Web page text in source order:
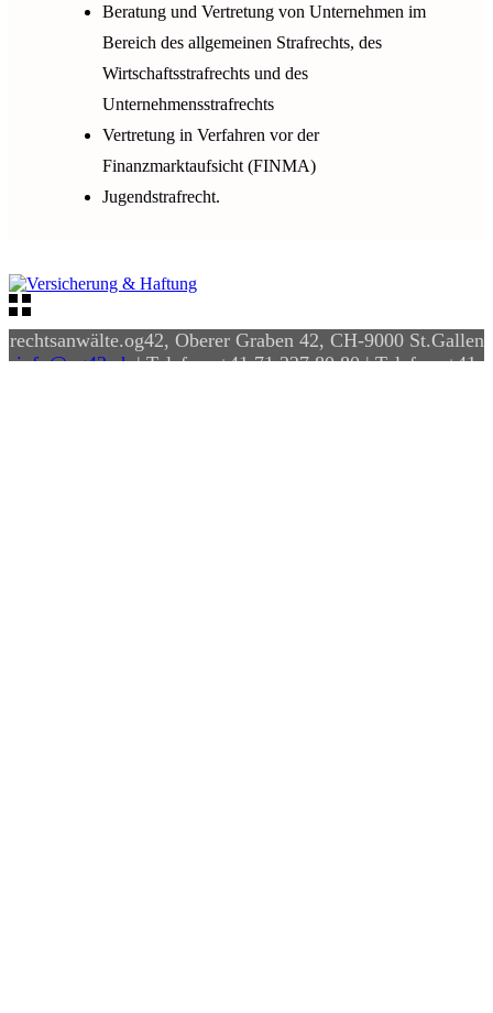
Beratung und Vertretung von Unternehmen im
Bereich des allgemeinen Strafrechts, des
Wirtschaftsstrafrechts und des
Unternehmensstrafrechts
Vertretung in Verfahren vor der
Finanzmarktaufsicht (FINMA)
Jugendstrafrecht.
rechtsanwälte.og42, Oberer Graben 42, CH-9000 St.Gallen
info@og42.ch| Telefon: +41 71 227 80 80 | Telefax: +41